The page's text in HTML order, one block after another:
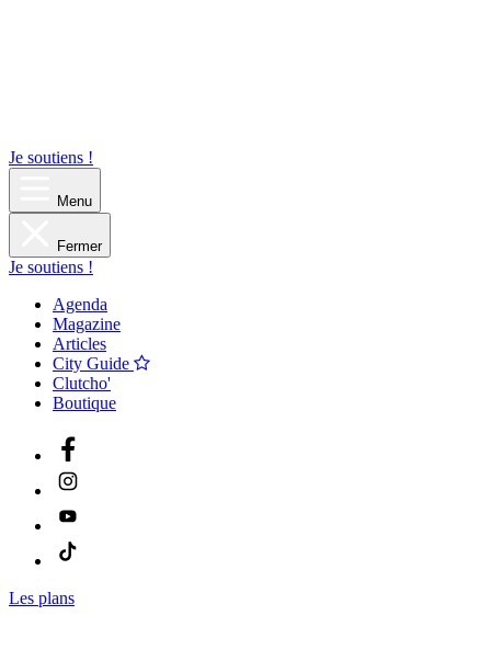
Je soutiens !
Menu
Fermer
Je soutiens !
Agenda
Magazine
Articles
City Guide
Clutcho'
Boutique
Les plans